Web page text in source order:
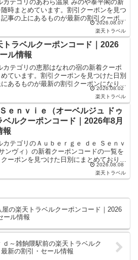
カテゴリのあわら温泉 みのや泰平閣の新
時まとめています。割引クーポンを見つ
事の上にあるものが最新の割引クーポン
宿泊の予約などで使えるクーポ...2026.08.07
楽天トラベル
ラベルクーポンコード｜2026
ル情報
テゴリの恵那はなれの宿の新着クーポ
ています。割引クーポンを見つけた日別
あるものが最新の割引クーポンになりま
約などで使えるクーポンやセール...2026.08.02
楽天トラベル
ｅｎｖｉｅ（オーベルジュ ドゥ
ルクーポンコード｜2026年8月
報
テゴリのＡｕｂｅｒｇｅ ｄｅ Ｓｅｎｖ
ンヴィ）の新着クーポンコードの一覧を
ーポンを見つけた日別にまとめており、
2026.08.08
楽天トラベル
の楽天トラベルクーポンコード｜2026
ール情報
～雑餉隈駅前の楽天トラベルク
新の割引・セール情報